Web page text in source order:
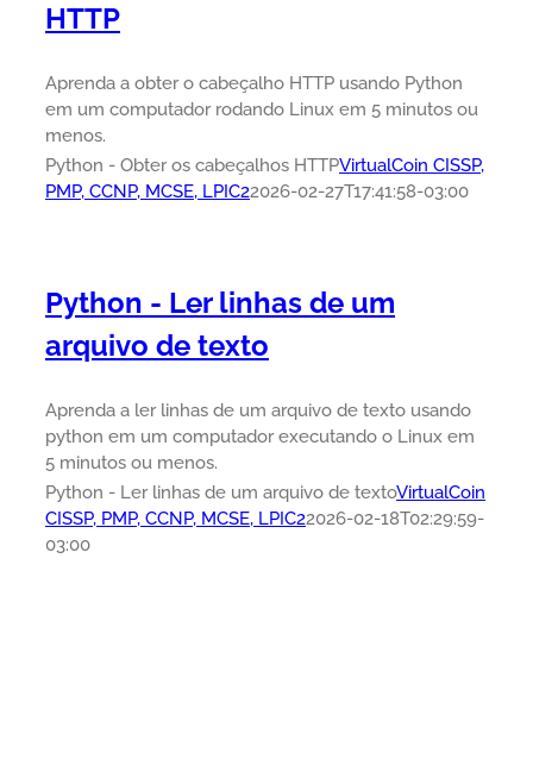
HTTP
Aprenda a obter o cabeçalho HTTP usando Python
em um computador rodando Linux em 5 minutos ou
menos.
Python - Obter os cabeçalhos HTTPVirtualCoin CISSP,
PMP, CCNP, MCSE, LPIC22026-02-27T17:41:58-03:00
Python - Ler linhas de um
arquivo de texto
Aprenda a ler linhas de um arquivo de texto usando
python em um computador executando o Linux em
5 minutos ou menos.
Python - Ler linhas de um arquivo de textoVirtualCoin
CISSP, PMP, CCNP, MCSE, LPIC22026-02-18T02:29:59-
03:00